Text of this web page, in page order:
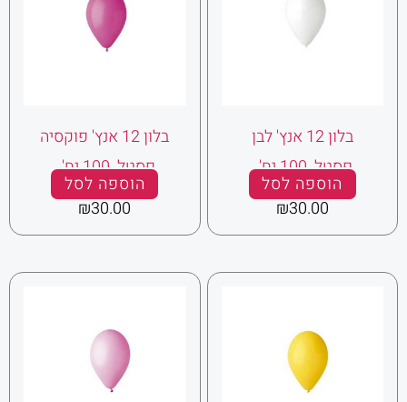
בלון 12 אנץ' לבן
פסטל 100 יח' .
הוספה לסל
₪30.00
בלון 12 אנץ' פוקסיה
פסטל 100 יח' .
הוספה לסל
₪30.00